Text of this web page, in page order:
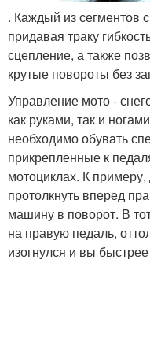
. Каждый из сегментов
придавая траку
сцепление, а также
крутые повороты без
Управление мото -
как руками, так и
необходимо обувать
прикрепленные к
мотоциклах. К
протолкнуть вперед
машину в поворот. В
на правую педаль,
изогнулся и вы